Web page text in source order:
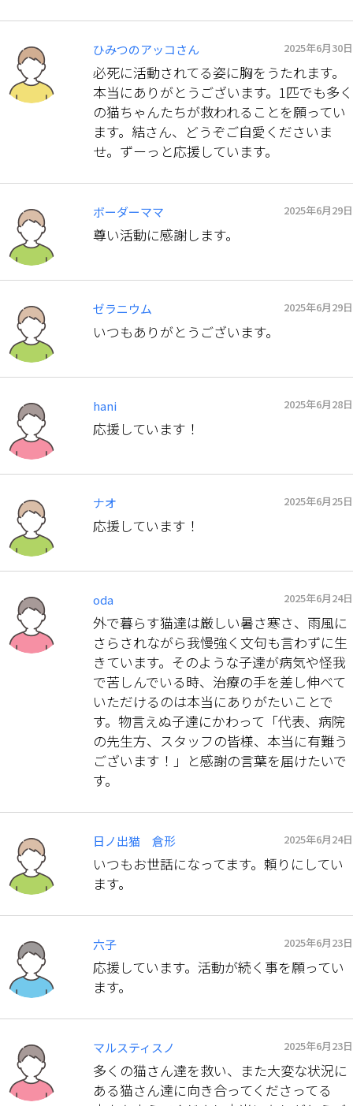
ひみつのアッコさん 2025年6月30日
必死に活動されてる姿に胸をうたれます。
本当にありがとうございます。1匹でも多く
の猫ちゃんたちが救われることを願ってい
ます。結さん、どうぞご自愛くださいま
せ。ずーっと応援しています。
ボーダーママ 2025年6月29日
尊い活動に感謝します。
ゼラニウム 2025年6月29日
いつもありがとうございます。
hani 2025年6月28日
応援しています！
ナオ 2025年6月25日
応援しています！
oda 2025年6月24日
外で暮らす猫達は厳しい暑さ寒さ、雨風に
さらされながら我慢強く文句も言わずに生
きています。そのような子達が病気や怪我
で苦しんでいる時、治療の手を差し伸べて
いただけるのは本当にありがたいことで
す。物言えぬ子達にかわって「代表、病院
の先生方、スタッフの皆様、本当に有難う
ございます！」と感謝の言葉を届けたいで
す。
日ノ出猫 倉形 2025年6月24日
いつもお世話になってます。頼りにしてい
ます。
六子 2025年6月23日
応援しています。活動が続く事を願ってい
ます。
マルスティスノ 2025年6月23日
多くの猫さん達を救い、また大変な状況に
ある猫さん達に向き合ってくださってる